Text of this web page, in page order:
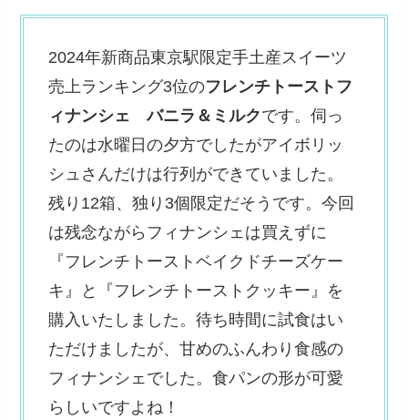
2024年新商品東京駅限定手土産スイーツ
売上ランキング3位のフレンチトーストフ
ィナンシェ バニラ＆ミルクです。伺っ
たのは水曜日の夕方でしたがアイボリッ
シュさんだけは行列ができていました。
残り12箱、独り3個限定だそうです。今回
は残念ながらフィナンシェは買えずに
『フレンチトーストベイクドチーズケー
キ』と『フレンチトーストクッキー』を
購入いたしました。待ち時間に試食はい
ただけましたが、甘めのふんわり食感の
フィナンシェでした。食パンの形が可愛
らしいですよね！